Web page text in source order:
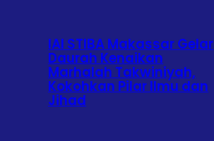
IAI STIBA Makassar Gelar
Daurah Kenaikan
Marhalah Takwiniyah,
Kokohkan Pilar Ilmu dan
Jihad